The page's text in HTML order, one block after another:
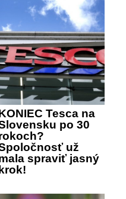
Tesca na
po 30
už
spraviť jasný
krok!